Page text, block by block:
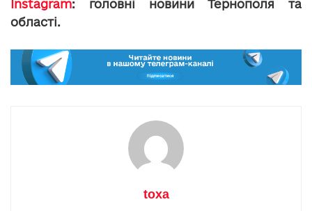
Instagram: головні новини Тернополя та
області.
toxa